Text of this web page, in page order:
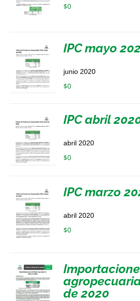
$0
IPC mayo
junio 2020
$0
IPC abril
abril 2020
$0
IPC marzo
abril 2020
$0
de 2020